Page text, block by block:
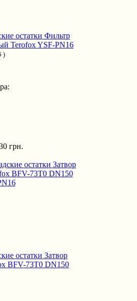
остатки Фильтр
Terofox YSF-PN16
)
грн.
остатки Затвор
BFV-73T0 DN150